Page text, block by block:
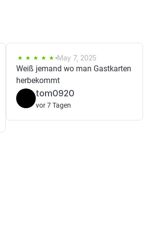
May 7, 2025
Weiß jemand wo man Gastkarten
herbekommt
tom0920
vor 7 Tagen